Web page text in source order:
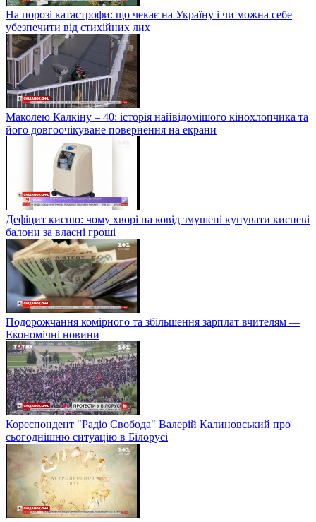
На порозі катастрофи: що чекає на Україну і чи можна себе
убезпечити від стихійних лих
Маколею Калкіну – 40: історія найвідомішого кінохлопчика та
його довгоочікуване повернення на екрани
Дефіцит кисню: чому хворі на ковід змушені купувати кисневі
балони за власні гроші
Подорожчання комірного та збільшення зарплат вчителям —
Економічні новини
Кореспондент "Радіо Свобода" Валерій Калиновський про
сьогоднішню ситуацію в Білорусі